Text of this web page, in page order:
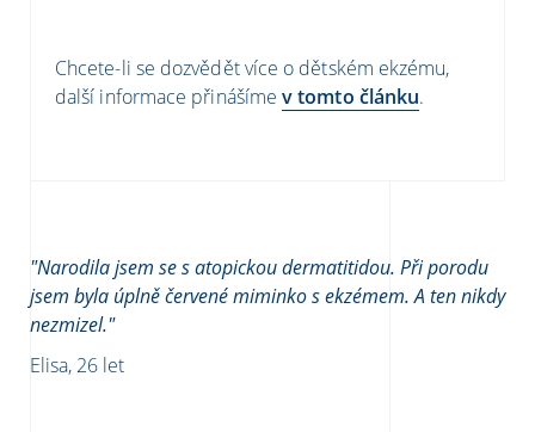
Chcete-li se dozvědět více o dětském ekzému,
další informace přinášímev tomto článku.
"Narodila jsem se s atopickou dermatitidou. Při porodu
jsem byla úplně červené miminko s ekzémem. A ten nikdy
nezmizel."
Elisa, 26 let